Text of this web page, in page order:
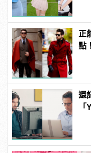
正
點！
還